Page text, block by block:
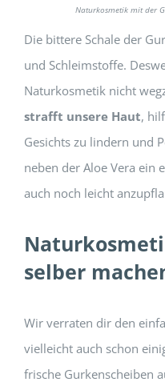
Naturkosmetik mit der
Die bittere Schale der
und Schleimstoffe.
Naturkosmetik nicht
strafft unsere Haut,
Gesichts zu lindern und
neben der Aloe Vera ein
auch noch leicht
selber
Wir verraten dir den
vielleicht auch schon
frische Gurkenscheiben